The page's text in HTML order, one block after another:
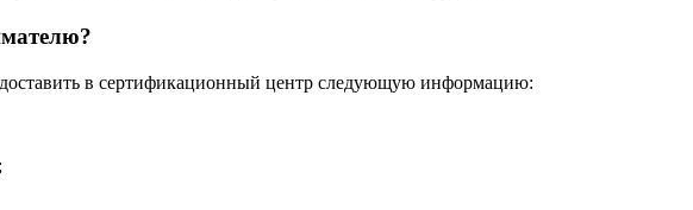
в сертификационный центр следующую информацию: